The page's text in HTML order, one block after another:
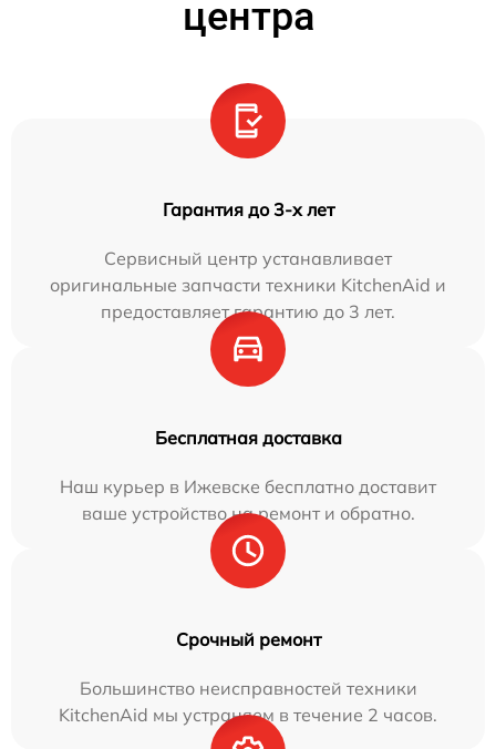
центра
Гарантия до 3-х лет
Сервисный центр устанавливает
оригинальные запчасти техники KitchenAid и
предоставляет гарантию до 3 лет.
Бесплатная доставка
Наш курьер в Ижевске бесплатно доставит
ваше устройство на ремонт и обратно.
Срочный ремонт
Большинство неисправностей техники
KitchenAid мы устраняем в течение 2 часов.